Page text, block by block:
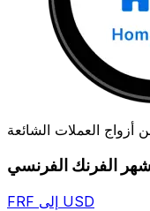
FRF إلى USD